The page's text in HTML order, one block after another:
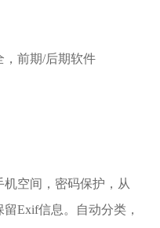
空间，密码保护，从
Exif信息。自动分类，